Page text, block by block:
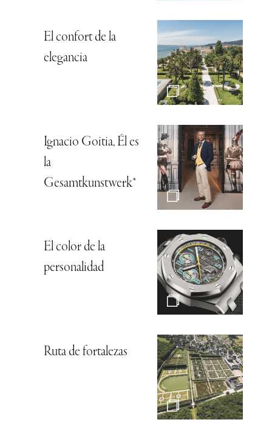
El confort de la
elegancia
Ignacio Goitia, Él es
la
Gesamtkunstwerk*
El color de la
personalidad
Ruta de fortalezas